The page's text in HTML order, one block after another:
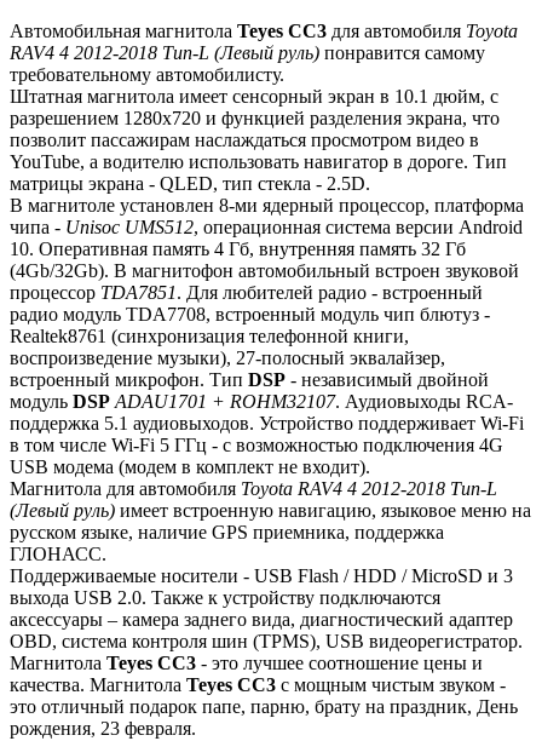
Автомобильная магнитола Teyes СС3 для автомобиля Toyota
RAV4 4 2012-2018 Тип-L (Левый руль) понравится самому
требовательному автомобилисту.
Штатная магнитола имеет сенсорный экран в 10.1 дюйм, с
разрешением 1280х720 и функцией разделения экрана, что
позволит пассажирам наслаждаться просмотром видео в
YouTube, а водителю использовать навигатор в дороге. Тип
матрицы экрана - QLED, тип стекла - 2.5D.
В магнитоле установлен 8-ми ядерный процессор, платформа
чипа - Unisoc UMS512, операционная система версии Android
10. Оперативная память 4 Гб, внутренняя память 32 Гб
(4Gb/32Gb). В магнитофон автомобильный встроен звуковой
процессор TDA7851. Для любителей радио - встроенный
радио модуль TDA7708, встроенный модуль чип блютуз -
Realtek8761 (синхронизация телефонной книги,
воспроизведение музыки), 27-полосный эквалайзер,
встроенный микрофон. Тип DSP - независимый двойной
модуль DSP ADAU1701 + ROHM32107. Аудиовыходы RCA-
поддержка 5.1 аудиовыходов. Устройство поддерживает Wi-Fi
в том числе Wi-Fi 5 ГГц - с возможностью подключения 4G
USB модема (модем в комплект не входит).
Магнитола для автомобиля Toyota RAV4 4 2012-2018 Тип-L
(Левый руль) имеет встроенную навигацию, языковое меню на
русском языке, наличие GPS приемника, поддержка
ГЛОНАСС.
Поддерживаемые носители - USB Flash / HDD / MicroSD и 3
выхода USB 2.0. Также к устройству подключаются
аксессуары – камера заднего вида, диагностический адаптер
OBD, система контроля шин (TPMS), USB видеорегистратор.
Магнитола Teyes СС3 - это лучшее соотношение цены и
качества. Магнитола Teyes CC3 с мощным чистым звуком -
это отличный подарок папе, парню, брату на праздник, День
рождения, 23 февраля.